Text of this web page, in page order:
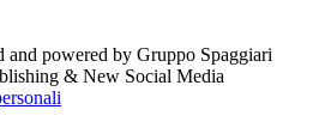
and powered by Gruppo Spaggiari
& New Social Media